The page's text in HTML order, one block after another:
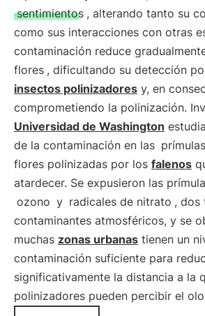
sentimientos , alterando tanto su
como sus interacciones con otras
contaminación reduce
flores , dificultando su detección
insectos polinizadores y, en
comprometiendo la polinización.
Universidad de Washington
de la contaminación en las
flores polinizadas por los falenos
atardecer. Se expusieron las
ozono y radicales de nitrato , dos
contaminantes atmosféricos, y se
muchas zonas urbanas tienen un
contaminación suficiente para
significativamente la distancia a la
polinizadores pueden percibir el